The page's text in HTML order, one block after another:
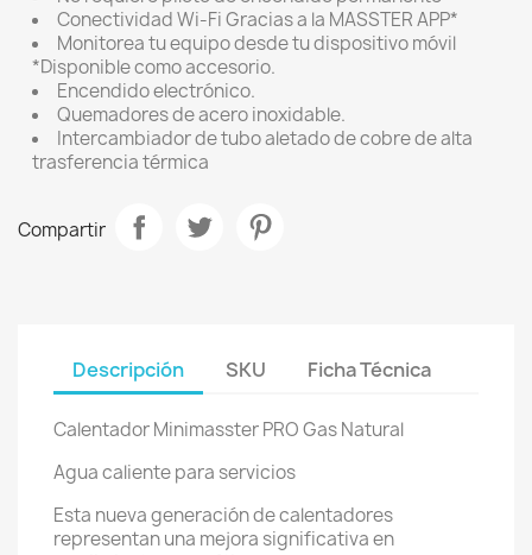
Conectividad Wi-Fi Gracias a la MASSTER APP*
Monitorea tu equipo desde tu dispositivo móvil
*Disponible como accesorio.
Encendido electrónico.
Quemadores de acero inoxidable.
Intercambiador de tubo aletado de cobre de alta
trasferencia térmica
Compartir
Descripción SKU Ficha Técnica
Calentador Minimasster PRO Gas Natural
Agua caliente para servicios
Esta nueva generación de calentadores
representan una mejora significativa en